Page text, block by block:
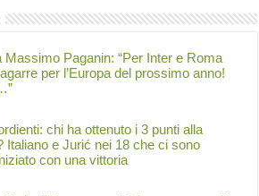
Paganin: “Per Inter e Roma
per l’Europa del prossimo anno!
chi ha ottenuto i 3 punti alla
Italiano e Jurić nei 18 che ci sono
con una vittoria